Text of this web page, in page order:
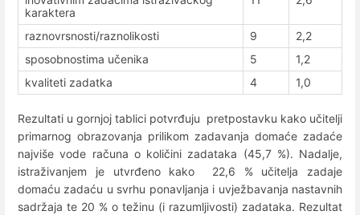
karaktera
raznovrsnosti/raznolikosti 9
2,2
sposobnostima učenika
5
1,2
kvaliteti zadatka
4 1,0
Rezultati u gornjoj tablici potvrđuju pretpostavku kako učitelji
primarnog obrazovanja prilikom zadavanja domaće zadaće
najviše vode računa o količini zadataka (45,7 %). Nadalje,
istraživanjem je utvrđeno kako 22,6 % učitelja zadaje
domaću zadaću u svrhu ponavljanja i uvježbavanja nastavnih
sadržaja te 20 % o težinu (i razumljivosti) zadataka. Rezultat